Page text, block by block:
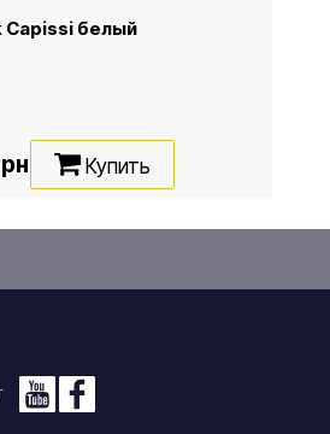
Capissi белый
Купить